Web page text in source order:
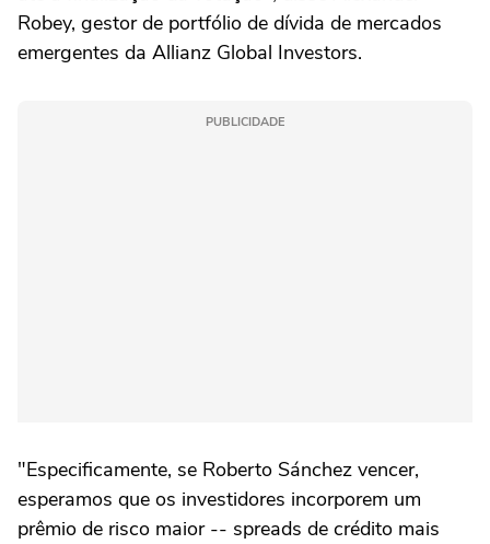
Robey, gestor de portfólio de dívida de mercados
emergentes da Allianz Global Investors.
PUBLICIDADE
"Especificamente, se Roberto Sánchez vencer,
esperamos que os investidores incorporem um
prêmio de risco maior -- spreads de crédito mais